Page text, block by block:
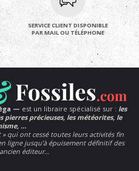
SERVICE CLIENT DISPONIBLE
PAR MAIL OU TÉLÉPHONE
— est un libraire spécialisé sur : les
pierres précieuses, les météorites, le
…
qui ont cessé toutes leurs activités fin
ligne jusqu’à épuisement définitif des
éditeur…